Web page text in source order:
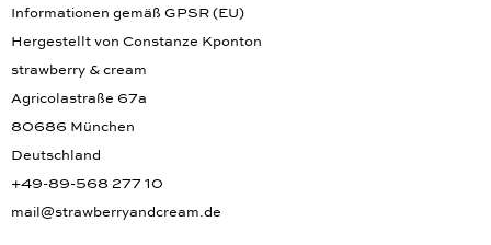
Informationen gemäß GPSR (EU)
Hergestellt von Constanze Kponton
strawberry & cream
Agricolastraße 67a
80686 München
Deutschland
+49-89-568 277 10
mail@strawberryandcream.de